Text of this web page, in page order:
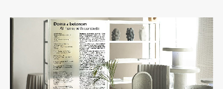
International Exchanges
Enrolment
Study Practice
Completing a Programme
E-classroom